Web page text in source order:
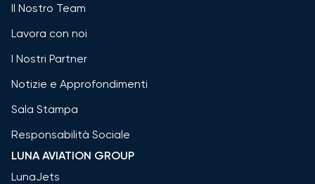
Il Nostro Team
Lavora con noi
I Nostri Partner
Notizie e Approfondimenti
Sala Stampa
Responsabilità Sociale
LUNA AVIATION GROUP
LunaJets